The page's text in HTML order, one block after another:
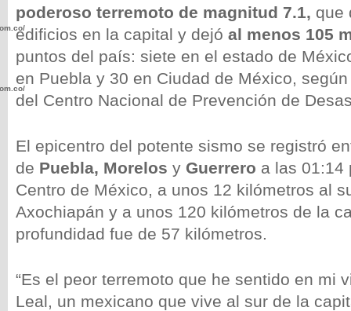
poderoso terremoto de magnitud 7.1, que
edificios en la capital y dejó al menos 105
puntos del país: siete en el estado de
en Puebla y 30 en Ciudad de México,
del Centro Nacional de Prevención de
El epicentro del potente sismo se registró
de Puebla, Morelos y Guerrero a las 01:14
Centro de México, a unos 12 kilómetros al
Axochiapán y a unos 120 kilómetros de la
profundidad fue de 57 kilómetros.
“Es el peor terremoto que he sentido en mi
Leal, un mexicano que vive al sur de la
wp-
wp-
wp-
wp-